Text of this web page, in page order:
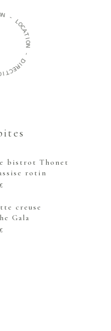
N -
L
O
C
A
T
I
O
N
-
D
I
R
E
C
T
I
bistrot Thonet
rotin
€
creuse
Gala
€